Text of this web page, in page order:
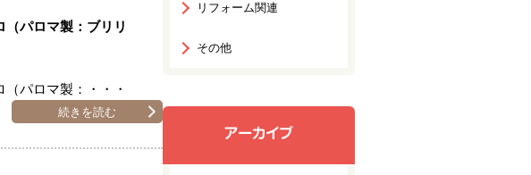
（パロマ製：ブリリ
パロマ製：・・・
続きを読む
リフォーム関連
その他